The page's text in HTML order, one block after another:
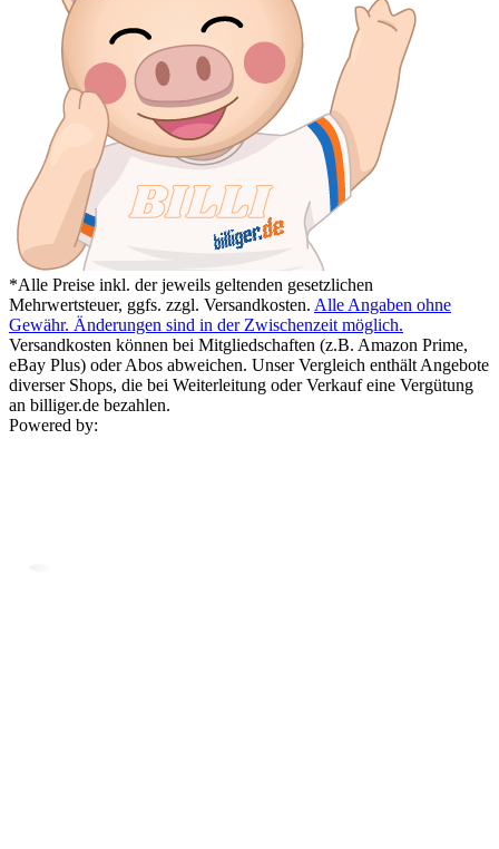
*Alle Preise inkl. der jeweils geltenden gesetzlichen
Mehrwertsteuer, ggfs. zzgl. Versandkosten. Alle Angaben ohne
Gewähr. Änderungen sind in der Zwischenzeit möglich.
Versandkosten können bei Mitgliedschaften (z.B. Amazon Prime,
eBay Plus) oder Abos abweichen. Unser Vergleich enthält Angebote
diverser Shops, die bei Weiterleitung oder Verkauf eine Vergütung
an billiger.de bezahlen.
Powered by: